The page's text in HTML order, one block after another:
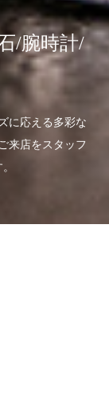
/腕時計/
に応える多彩な
来店をスタッフ